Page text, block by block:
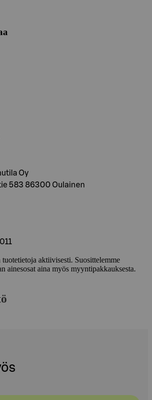
Oy
583 86300 Oulainen
aktiivisesti. Suosittelemme
ainesosat aina myös myyntipakkauksesta.